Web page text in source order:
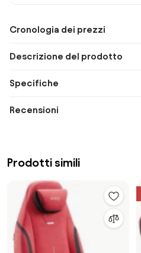
Cronologia dei prezzi
Descrizione del prodotto
Specifiche
Recensioni
Prodotti simili